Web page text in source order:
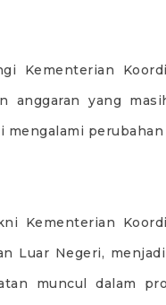
Kementerian
anggaran yang
mengalami perubahan
Kementerian
Luar Negeri,
muncul dalam